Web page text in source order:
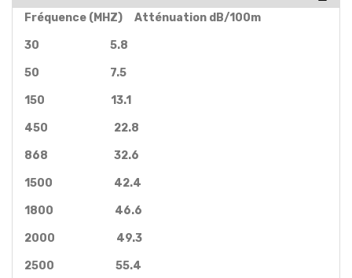
Fréquence (MHZ) Atténuation dB/100m
30 5.8
50 7.5
150 13.1
450 22.8
868 32.6
1500 42.4
1800 46.6
2000 49.3
2500 55.4